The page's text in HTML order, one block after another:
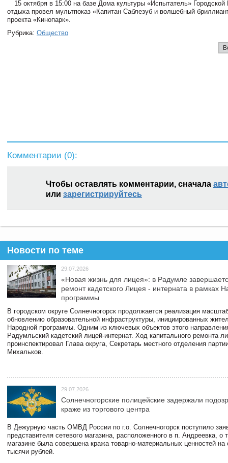
15 октября в 15:00 на базе Дома культуры «Испытатель»
отдыха провел мультпоказ «Капитан Саблезуб и волшебный
проекта «Кинопарк».
Рубрика: Общество
Комментарии (0):
Чтобы оставлять комментарии, сначала
или зарегистрируйтесь
Новости по теме
29.07.2026
«Новая жизнь для лицея»: в Радумле
ремонт кадетского Лицея - интерната в рамках
программы
В городском округе Солнечногорск продолжается реализация
обновлению образовательной инфраструктуры, инициированных
Народной программы. Одним из ключевых объектов этого
Радумльский кадетский лицей-интернат. Ход капитального ремонта
проинспектировал Глава округа, Секретарь местного отделения
Михальков.
29.07.2026
Солнечногорские полицейские задержали
краже из торгового центра
В Дежурную часть ОМВД России по г.о. Солнечногорск поступило
представителя сетевого магазина, расположенного в п. Андреевка, о
магазине была совершена кража товарно-материальных ценностей
тысячи рублей.